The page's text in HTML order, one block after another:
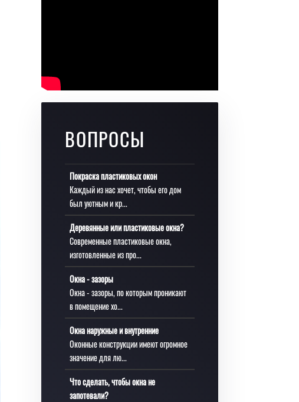
ВОПРОСЫ
Покраска пластиковых окон
Каждый из нас хочет, чтобы его дом
был уютным и кр...
Деревянные или пластиковые окна?
Современные пластиковые окна,
изготовленные из про...
Окна - зазоры
Окна - зазоры, по которым проникают
в помещение хо...
Окна наружные и внутренние
Оконные конструкции имеют огромное
значение для лю...
Что сделать, чтобы окна не
запотевали?